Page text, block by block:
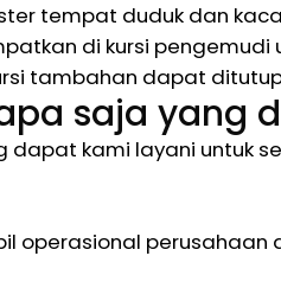
tempat duduk dan
di kursi
tambahan dapat
saja yang
dapat kami layani untuk
operasional perusahaan